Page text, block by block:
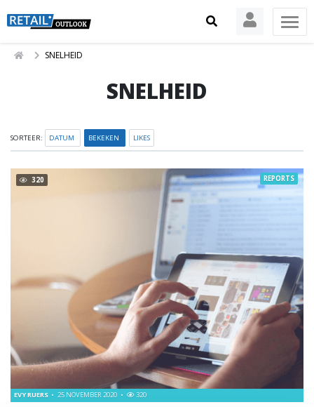
SNELHEID
SNELHEID
SORTEER: DATUM BEKEKEN LIKES
320
EVY RUERS 25 NOVEMBER 2020 320
REPORTS